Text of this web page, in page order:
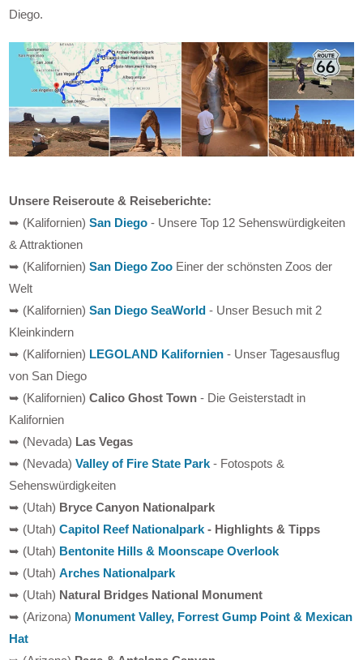
Diego.
Unsere Reiseroute & Reiseberichte:
➥ (Kalifornien)San Diego - Unsere Top 12 Sehenswürdigkeiten
& Attraktionen
➥ (Kalifornien)San Diego Zoo Einer der schönsten Zoos der
Welt
➥ (Kalifornien)San Diego SeaWorld - Unser Besuch mit 2
Kleinkindern
➥ (Kalifornien) LEGOLAND Kalifornien - Unser Tagesausflug
von San Diego
➥ (Kalifornien)Calico Ghost Town - Die Geisterstadt in
Kalifornien
➥ (Nevada) Las Vegas
➥ (Nevada)Valley of Fire State Park - Fotospots &
Sehenswürdigkeiten
➥ (Utah) Bryce Canyon Nationalpark
➥ (Utah)Capitol Reef Nationalpark - Highlights & Tipps
➥ (Utah) Bentonite Hills & Moonscape Overlook
➥ (Utah)Arches Nationalpark
➥ (Utah) Natural Bridges National Monument
➥ (Arizona) Monument Valley, Forrest Gump Point & Mexican
Hat